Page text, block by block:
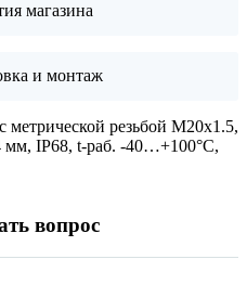
магазина
и монтаж
резьбой М20х1.5,
IP68, t-раб. -40…+100°C,
вопрос